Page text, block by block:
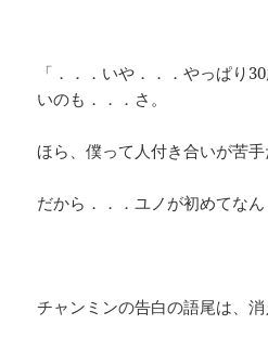
「．．．いや．．．やっぱり
いのも．．．さ。
ほら、僕って人付き合いが苦手
だから．．．ユノが初めてなん
チャンミンの告白の語尾は、消